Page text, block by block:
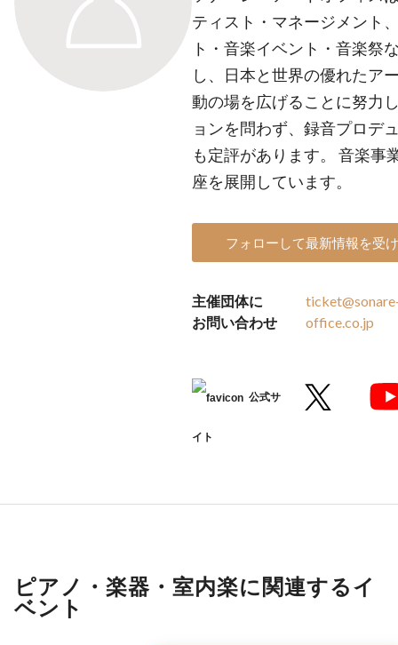
ティスト・マネージメント
ト・音楽イベント・音楽祭
し、日本と世界の優れたア
動の場を広げることに努力
ョンを問わず、録音プロデ
も定評があります。 音楽事
座を展開しています。
フォローして最新情報を受
主催団体に
お問い合わせ
office.co.jp
公式サ
イト
ピアノ・楽器・室内楽に関連するイ
ベント